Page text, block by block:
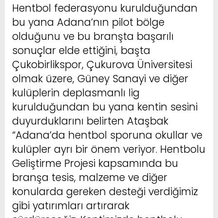
Hentbol federasyonu kurulduğundan
bu yana Adana’nın pilot bölge
olduğunu ve bu branşta başarılı
sonuçlar elde ettiğini, başta
Çukobirlikspor, Çukurova Üniversitesi
olmak üzere, Güney Sanayi ve diğer
kulüplerin deplasmanlı lig
kurulduğundan bu yana kentin sesini
duyurduklarını belirten Ataşbak
“Adana’da hentbol sporuna okullar ve
kulüpler ayrı bir önem veriyor. Hentbolu
Geliştirme Projesi kapsamında bu
branşa tesis, malzeme ve diğer
konularda gereken desteği verdiğimiz
gibi yatırımları artırarak